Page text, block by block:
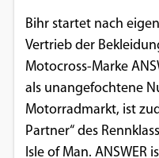
Bihr startet nach
Vertrieb der
Motocross-Marke
als unangefochtene
Motorradmarkt, ist
Partner“ des
Isle of Man. ANSWER
Name:
cookie_consent